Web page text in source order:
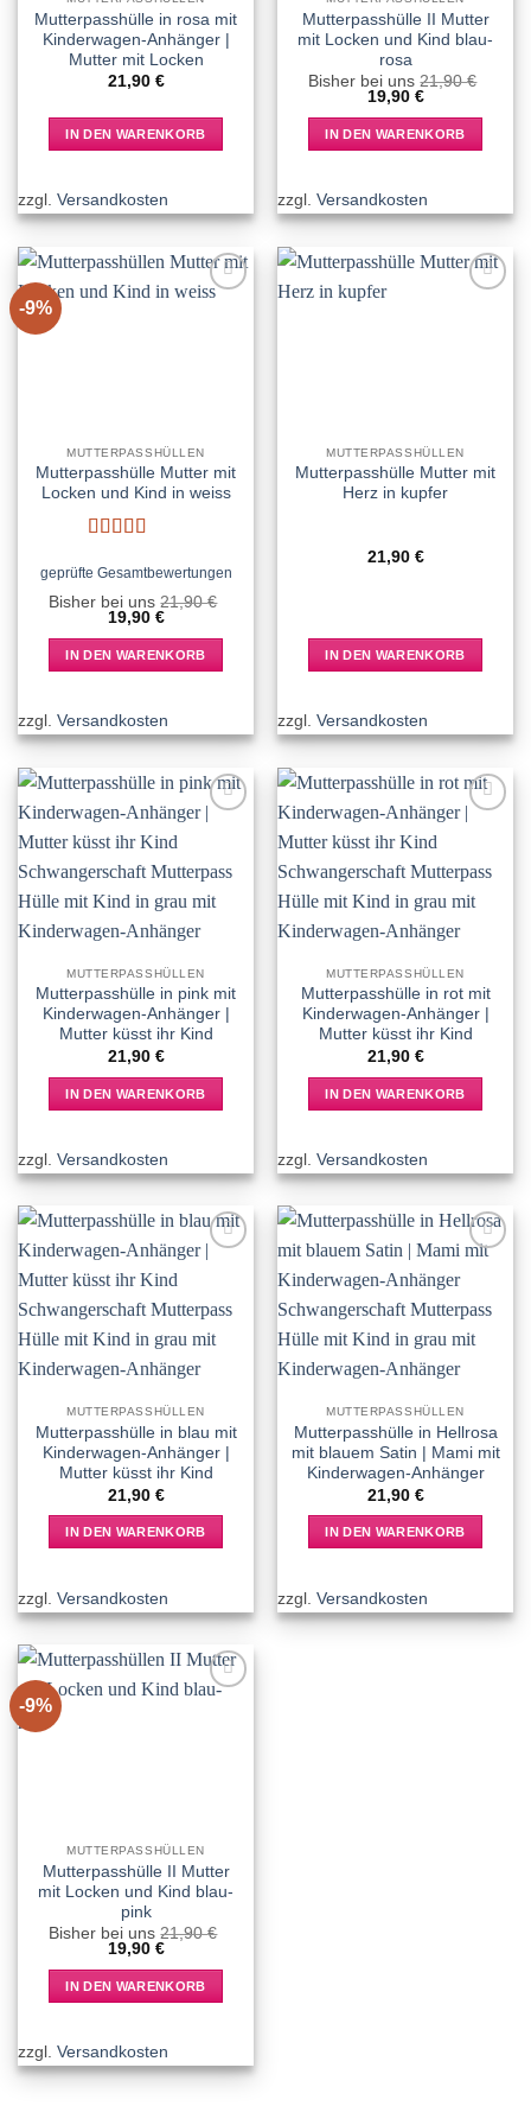
Mutterpasshülle in rosa mit
Kinderwagen-Anhänger |
Mutter mit Locken
21,90 €
IN DEN WARENKORB
zzgl. Versandkosten
Mutterpasshülle II Mutter
mit Locken und Kind blau-
rosa
Bisher bei uns 21,90€
Ursprünglicher
war:
21,90 €
19,90 €Aktueller
ist:
19,90 €.
IN DEN WARENKORB
zzgl. Versandkosten
-9%
MUTTERPASSHÜLLEN
Mutterpasshülle Mutter mit
Locken und Kind in weiss
mit5von 5
geprüfte Gesamtbewertungen
Bisher bei uns 21,90€
Ursprünglicher
war:
21,90 €
19,90 €Aktueller
ist:
19,90 €.
IN DEN WARENKORB
zzgl. Versandkosten
MUTTERPASSHÜLLEN
Mutterpasshülle Mutter mit
Herz in kupfer
21,90 €
IN DEN WARENKORB
zzgl. Versandkosten
Add to
MUTTERPASSHÜLLEN
Mutterpasshülle in pink mit
Kinderwagen-Anhänger |
Mutter küsst ihr Kind
21,90 €
IN DEN WARENKORB
zzgl. Versandkosten
Add to
MUTTERPASSHÜLLEN
Mutterpasshülle in rot mit
Kinderwagen-Anhänger |
Mutter küsst ihr Kind
21,90 €
IN DEN WARENKORB
zzgl. Versandkosten
MUTTERPASSHÜLLEN
Mutterpasshülle in blau mit
Kinderwagen-Anhänger |
Mutter küsst ihr Kind
21,90 €
IN DEN WARENKORB
zzgl. Versandkosten
wishlist
MUTTERPASSHÜLLEN
Mutterpasshülle in Hellrosa
mit blauem Satin | Mami mit
Kinderwagen-Anhänger
21,90 €
IN DEN WARENKORB
zzgl. Versandkosten
-9%
MUTTERPASSHÜLLEN
Mutterpasshülle II Mutter
mit Locken und Kind blau-
pink
Bisher bei uns 21,90€
Ursprünglicher
war:
21,90 €
19,90 €Aktueller
ist:
19,90 €.
IN DEN WARENKORB
zzgl. Versandkosten